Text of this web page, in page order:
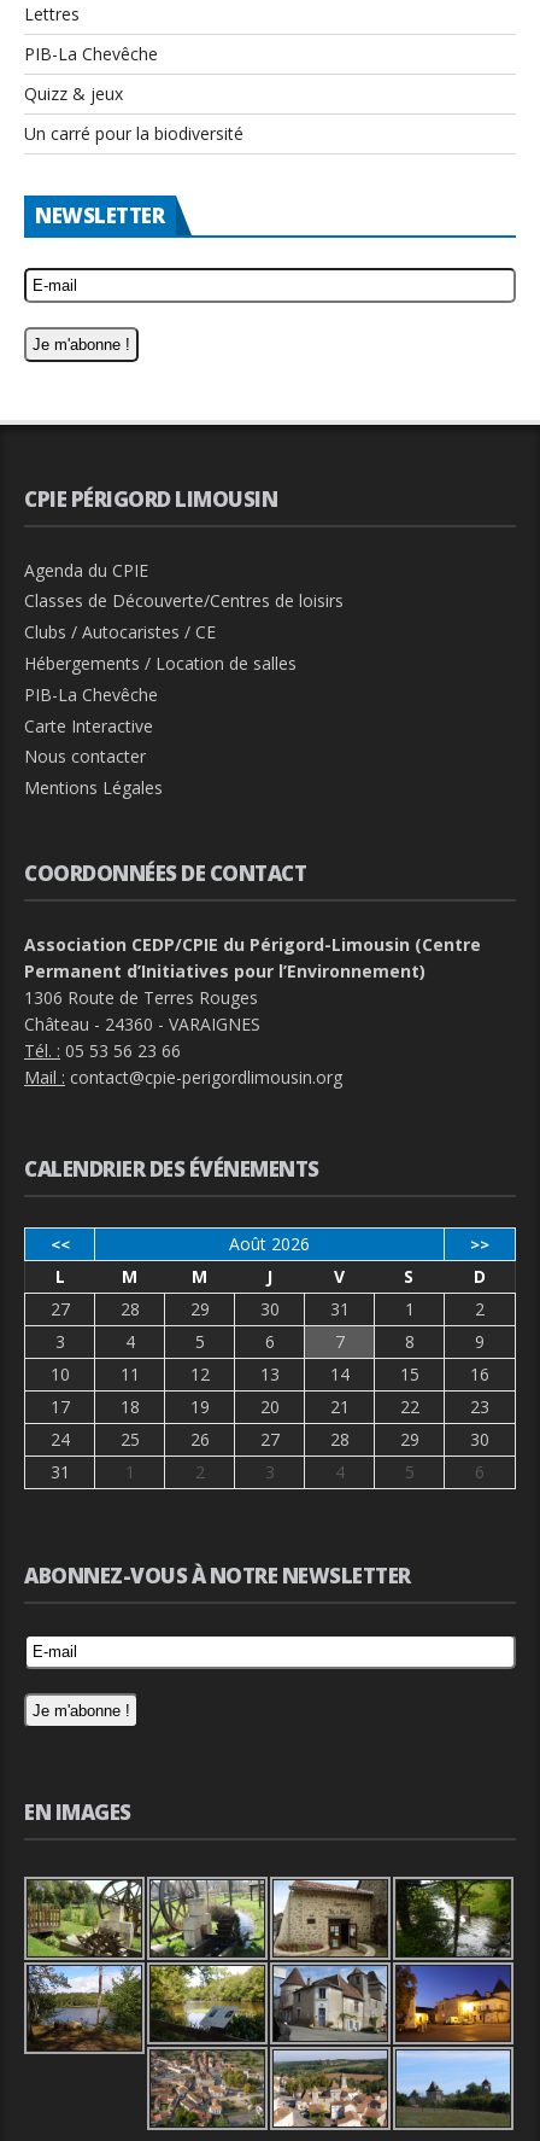
Lettres
PIB-La Chevêche
Quizz & jeux
Un carré pour la biodiversité
NEWSLETTER
CPIE PÉRIGORD LIMOUSIN
Agenda du CPIE
Classes de Découverte/Centres de loisirs
Clubs / Autocaristes / CE
Hébergements / Location de salles
PIB-La Chevêche
Carte Interactive
Nous contacter
Mentions Légales
COORDONNÉES DE CONTACT
Association CEDP/CPIE du Périgord-Limousin (Centre
Permanent d’Initiatives pour l’Environnement)
1306 Route de Terres Rouges
Château - 24360 - VARAIGNES
Tél. : 05 53 56 23 66
Mail : contact@cpie-perigordlimousin.org
CALENDRIER DES ÉVÉNEMENTS
<< Août 2026 >>
L M M J V S
D
27
28 29 30 31 1
2
3
4 5 6 7 8
9
10
11 12 13 14 15
16
17
18 19 20 21 22
23
24
25 26 27 28 29
30
31
1 2 3 4 5 6
ABONNEZ-VOUS À NOTRE NEWSLETTER
EN IMAGES